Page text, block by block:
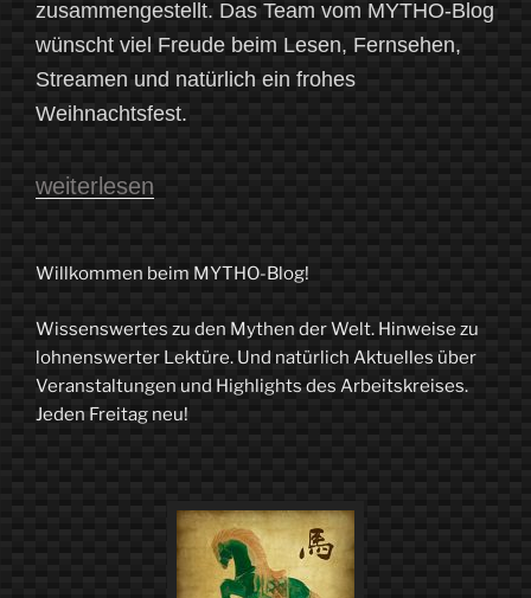
zusammengestellt. Das Team vom MYTHO-Blog
wünscht viel Freude beim Lesen, Fernsehen,
Streamen und natürlich ein frohes
Weihnachtsfest.
„„Ist
doch
bloß
essen
und
weiterlesen
Willkommen beim MYTHO-Blog!
Wissenswertes zu den Mythen der Welt. Hinweise zu
lohnenswerter Lektüre. Und natürlich Aktuelles über
Veranstaltungen und Highlights des Arbeitskreises.
Jeden Freitag neu!